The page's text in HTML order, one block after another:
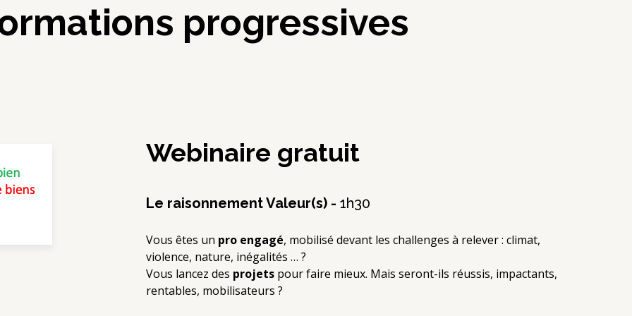
progressives
Webinaire gratuit
Le raisonnement Valeur(s) - 1h30
Vous êtes un pro engagé, mobilisé devant les challenges à relever : climat,
violence, nature, inégalités … ?
Vous lancez des projetspour faire mieux. Mais seront-ils réussis, impactants,
rentables, mobilisateurs ?